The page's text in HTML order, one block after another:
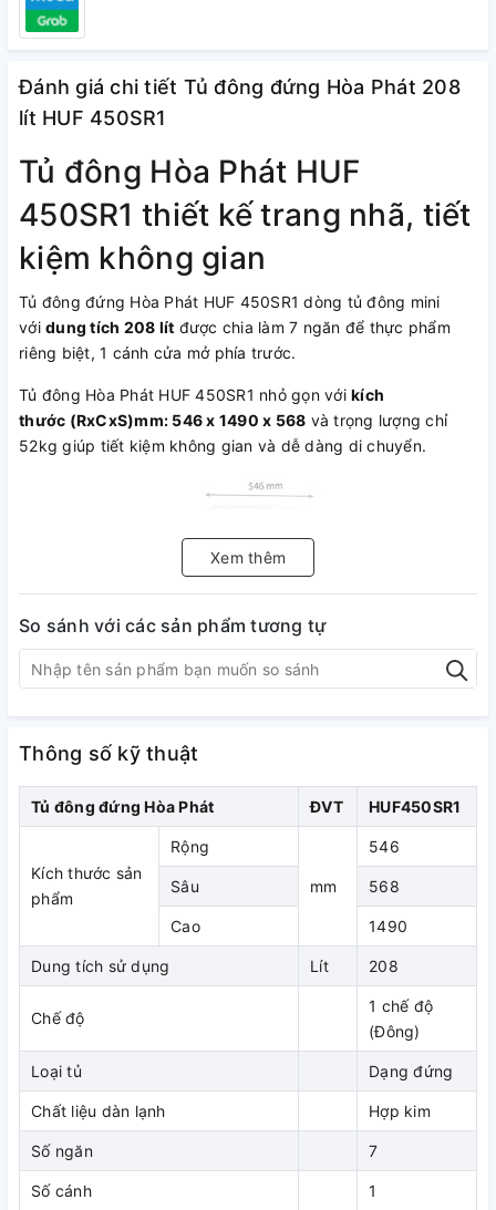
Đánh giá chi tiết Tủ đông đứng Hòa Phát 208
lít HUF 450SR1
Tủ đông Hòa Phát HUF
450SR1 thiết kế trang nhã, tiết
kiệm không gian
Tủ đông đứng Hòa Phát HUF 450SR1 dòng tủ đông mini
với dung tích 208 lít được chia làm 7 ngăn để thực phẩm
riêng biệt, 1 cánh cửa mở phía trước.
Tủ đông Hòa Phát HUF 450SR1 nhỏ gọn với kích
thước (RxCxS)mm: 546 x 1490 x 568 và trọng lượng chỉ
52kg giúp tiết kiệm không gian và dễ dàng di chuyển.
=> Đây là một trong những model
tủ đông gia đình bán
Tủ đông Hòa Phát – Thương
hiệu uy tín Quốc Gia
Thương hiệu Hòa Phát có mặt trên thị trường nước ta từ năm
1992 và được người tiêu dùng đón nhận, tin tưởng trong
suốt thời gian qua. Các sản phẩm đều đạt tiêu chuẩn chất
lượng Quốc Gia, ISO 9001:2015.
Tủ đông Hòa Phát 106L HUF 450SR1 sản xuất tại Việt Nam
trên dây chuyền công nghệ nhập khẩu hiện đại, quy
trình kiểm soát chặt chẽ từ đầu vào đến khi thành phẩm
nhằm đem đến sản phẩm tốt nhất đến tay người tiêu dùng.
Xem thêm
So sánh với các sản phẩm tương tự
Thông số kỹ thuật
Tủ đông đứng Hòa Phát ĐVT HUF450SR1
Kích thước sản
phẩm
Rộng
mm
546
Sâu 568
Cao 1490
Dung tích sử dụng Lít 208
Chế độ
1 chế độ
(Đông)
Loại tủ Dạng đứng
Chất liệu dàn lạnh Hợp kim
Số ngăn 7
Số cánh 1